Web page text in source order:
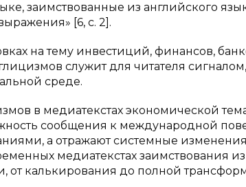
заимствованные из английского
[6, с. 2].
на тему инвестиций, финансов,
служит для читателя
среде.
в медиатекстах экономической
сообщения к международной
а отражают системные
медиатекстах заимствования
от калькирования до полной